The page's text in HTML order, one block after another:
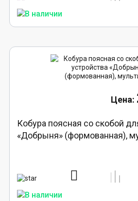
Кобура поясная со скобой
«Добрыня» (формованная),